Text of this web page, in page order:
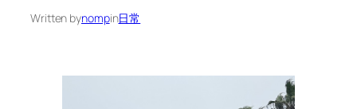
Written bynompin日常